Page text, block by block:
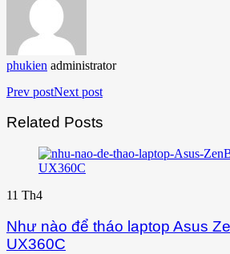
phukien administrator
Prev postNext post
Related Posts
11 Th4
Như nào để tháo laptop Asus
UX360C